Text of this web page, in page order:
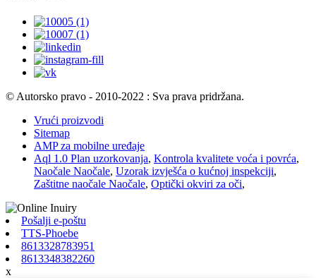
© Autorsko pravo - 2010-2022 : Sva prava pridržana.
Vrući proizvodi
Sitemap
AMP za mobilne uređaje
Aql 1.0 Plan uzorkovanja, Kontrola kvalitete voća i povrća,
Naočale Naočale, Uzorak izvješća o kućnoj inspekciji,
Zaštitne naočale Naočale, Optički okviri za oči,
Pošalji e-poštu
TTS-Phoebe
8613328783951
8613348382260
x